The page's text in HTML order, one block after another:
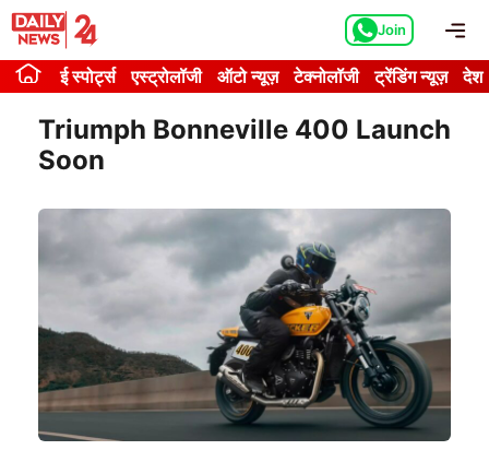
Skip
content
Join
ई स्पोर्ट्स एस्ट्रोलॉजी ऑटो न्यूज़ टेक्नोलॉजी ट्रेंडिंग न्यूज़ देश
Triumph Bonneville 400 Launch
Soon